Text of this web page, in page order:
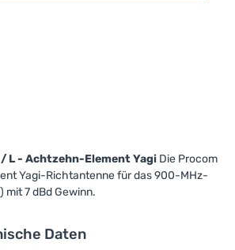
L - Achtzehn-Element Yagi Die Procom
Yagi-Richtantenne für das 900-MHz-
mit 7 dBd Gewinn.
Daten